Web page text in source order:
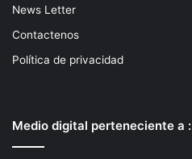
News Letter
Contactenos
Política de privacidad
Medio digital perteneciente a :